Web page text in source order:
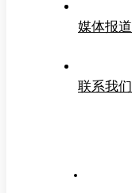
媒体报道
联系我们